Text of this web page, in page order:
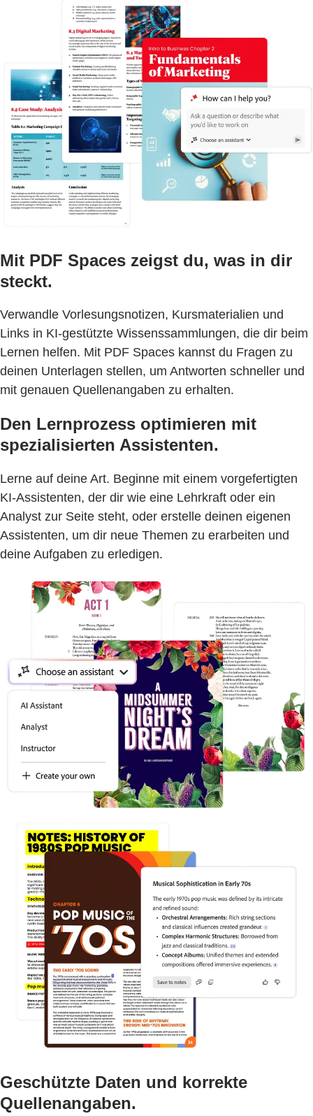
Mit PDF Spaces zeigst du, was in dir
steckt.
Verwandle Vorlesungsnotizen, Kursmaterialien und
Links in KI-gestützte Wissenssammlungen, die dir beim
Lernen helfen. Mit PDF Spaces kannst du Fragen zu
deinen Unterlagen stellen, um Antworten schneller und
mit genauen Quellenangaben zu erhalten.
Den Lernprozess optimieren mit
spezialisierten Assistenten.
Lerne auf deine Art. Beginne mit einem vorgefertigten
KI-Assistenten, der dir wie eine Lehrkraft oder ein
Analyst zur Seite steht, oder erstelle deinen eigenen
Assistenten, um dir neue Themen zu erarbeiten und
deine Aufgaben zu erledigen.
Geschützte Daten und korrekte
Quellenangaben.